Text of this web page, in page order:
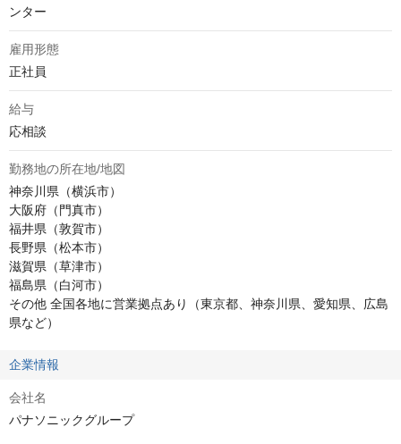
ンター
雇用形態
正社員
給与
応相談
勤務地の所在地/地図
神奈川県（横浜市）
大阪府（門真市）
福井県（敦賀市）
長野県（松本市）
滋賀県（草津市）
福島県（白河市）
その他 全国各地に営業拠点あり（東京都、神奈川県、愛知県、広島
県など）
企業情報
会社名
パナソニックグループ